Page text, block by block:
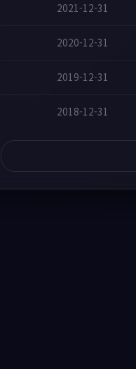
2021-12-31
2020-12-31
2019-12-31
2018-12-31